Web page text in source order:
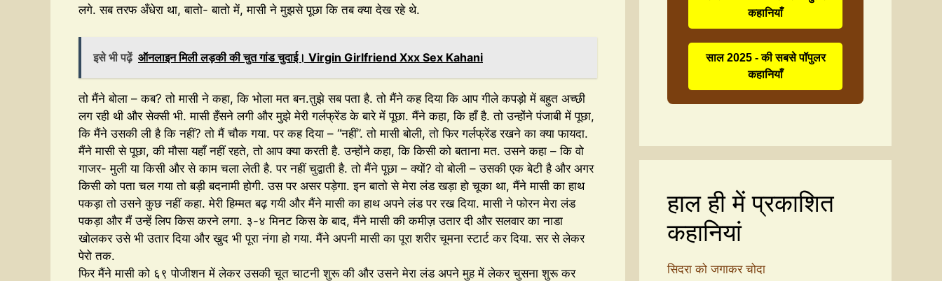
लगे. सब तरफ अँधेरा था, बातो- बातो में, मासी ने मुझसे पूछा कि तब क्या देख रहे थे.
इसे भी पढ़ें ऑनलाइन मिली लड़की की चुत गांड चुदाई। Virgin Girlfriend Xxx Sex Kahani
तो मैंने बोला – कब? तो मासी ने कहा, कि भोला मत बन.तुझे सब पता है. तो मैंने कह दिया कि आप गीले कपड़ो में बहुत अच्छी
लग रही थी और सेक्सी भी. मासी हँसने लगी और मुझे मेरी गर्लफ्रेंड के बारे में पूछा. मैंने कहा, कि हाँ है. तो उन्होंने पंजाबी में पूछा,
कि मैंने उसकी ली है कि नहीं? तो मैं चौक गया. पर कह दिया – “नहीं”. तो मासी बोली, तो फिर गर्लफ्रेंड रखने का क्या फायदा.
मैंने मासी से पूछा, की मौसा यहाँ नहीं रहते, तो आप क्या करती है. उन्होंने कहा, कि किसी को बताना मत. उसने कहा – कि वो
गाजर- मुली या किसी और से काम चला लेती है. पर नहीं चुद्वाती है. तो मैंने पूछा – क्यों? वो बोली – उसकी एक बेटी है और अगर
किसी को पता चल गया तो बड़ी बदनामी होगी. उस पर असर पड़ेगा. इन बातो से मेरा लंड खड़ा हो चूका था, मैंने मासी का हाथ
पकड़ा तो उसने कुछ नहीं कहा. मेरी हिम्मत बढ़ गयी और मैंने मासी का हाथ अपने लंड पर रख दिया. मासी ने फोरन मेरा लंड
पकड़ा और मैं उन्हें लिप किस करने लगा. ३-४ मिनट किस के बाद, मैंने मासी की कमीज़ उतार दी और सलवार का नाडा
खोलकर उसे भी उतार दिया और खुद भी पूरा नंगा हो गया. मैंने अपनी मासी का पूरा शरीर चूमना स्टार्ट कर दिया. सर से लेकर
पेरो तक.
फिर मैंने मासी को ६९ पोजीशन में लेकर उसकी चूत चाटनी शुरू की और उसने मेरा लंड अपने मुह में लेकर चुसना शुरू कर
कहानियाँ
साल 2025 - की सबसे पॉपुलर
कहानियाँ
हाल ही में प्रकाशित
कहानियां
सिदरा को जगाकर चोदा